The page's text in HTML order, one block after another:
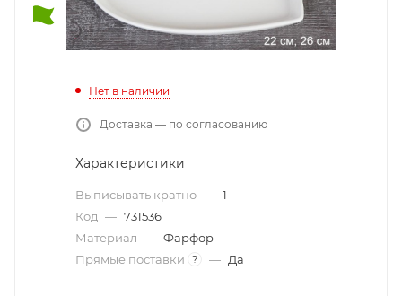
Нет в наличии
Доставка — по согласованию
Характеристики
Выписывать кратно — 1
Код — 731536
Материал — Фарфор
Прямые поставки
? — Да